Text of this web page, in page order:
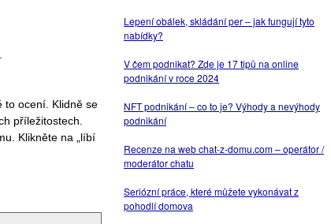
to ocení. Klidně se
příležitostech.
Klikněte na „líbí
Lepení obálek, skládání per – jak fungují tyto
nabídky?
V čem podnikat? Zde je 17 tipů na online
podnikání v roce 2024
NFT podnikání – co to je? Výhody a nevýhody
podnikání
Recenze na web chat-z-domu.com – operátor /
moderátor chatu
Seriózní práce, které můžete vykonávat z
pohodlí domova